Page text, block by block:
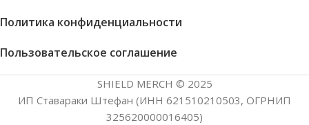
Политика конфиденциальности
Пользовательское соглашение
SHIELD MERCH © 2025
ИП Ставараки Штефан (ИНН 621510210503, ОГРНИП
325620000016405)